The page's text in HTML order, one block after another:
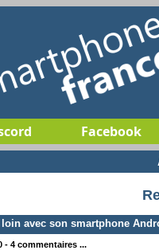
Facebook
avec son smartphone
- 4 commentaires ...